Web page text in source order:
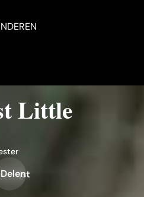
Little
lijst
Delen